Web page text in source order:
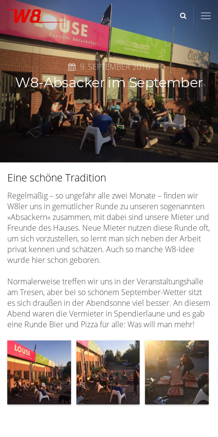
W8
-
Medienzentrum
Artikelbild
9. SEPTEMBER 2016
W8-Absacker im September
Eine schöne Tradition
Regelmäßig – so ungefähr alle zwei Monate – finden wir
W8ler uns in gemütlicher Runde zu unseren sogenannten
»Absackern« zusammen, mit dabei sind unsere Mieter und
Freunde des Hauses. Neue Mieter nutzen diese Runde oft,
um sich vorzustellen, so lernt man sich neben der Arbeit
privat kennen und schätzen. Auch so manche W8-Idee
wurde hier schon geboren.
Normalerweise treffen wir uns in der Veranstaltungshalle
am Tresen, aber bei so schönem September-Wetter sitzt
es sich draußen in der Abendsonne viel besser. An diesem
Abend waren die Vermieter in Spendierlaune und es gab
eine Runde Bier und Pizza für alle: Was will man mehr!